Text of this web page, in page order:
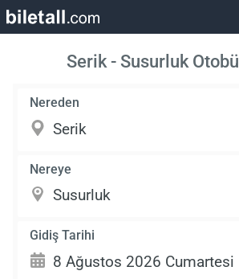
Serik - Susurluk
Nereden
Nereye
Gidiş Tarihi